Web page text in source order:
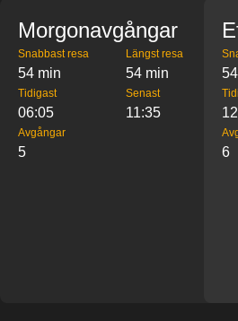
Morgonavgångar
Snabbast resa
54 min
Längst resa
54 min
Tidigast
06:05
Senast
11:35
Avgångar
5 6